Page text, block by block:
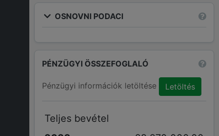
OSNOVNI PODACI
PÉNZÜGYI ÖSSZEFOGLALÓ
Pénzügyi információk letöltése Letöltés
Teljes bevétel